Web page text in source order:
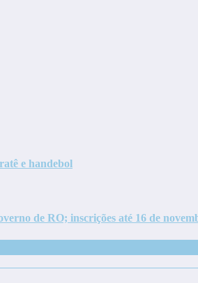
e handebol
de RO; inscrições até 16 de